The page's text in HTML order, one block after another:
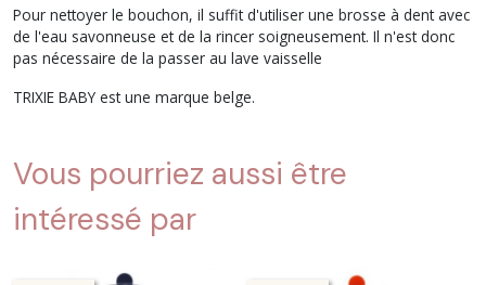
Pour nettoyer le bouchon, il suffit d'utiliser une brosse à dent avec
de l'eau savonneuse et de la rincer soigneusement. Il n'est donc
pas nécessaire de la passer au lave vaisselle
TRIXIE BABY est une marque belge.
Vous pourriez aussi être
intéressé par